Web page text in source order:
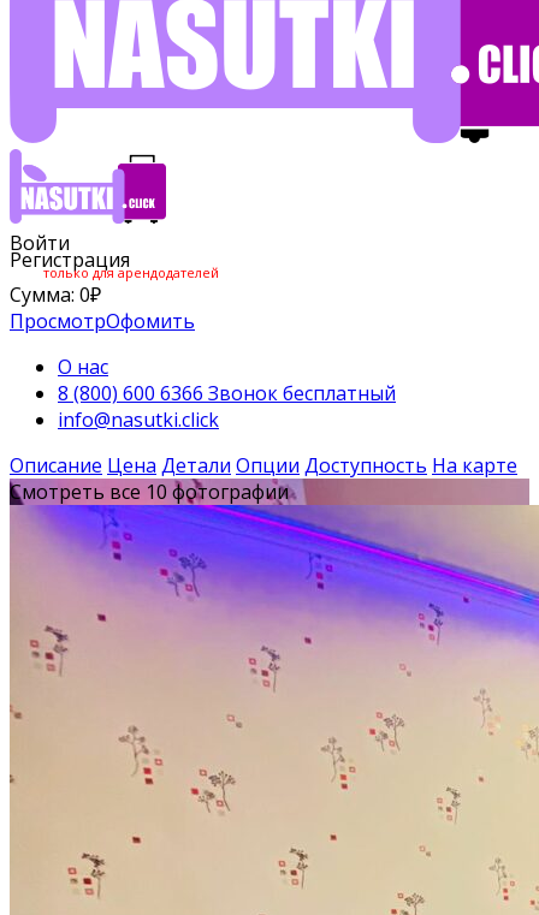
Войти
Регистрация
только для арендодателей
Сумма: 0₽
ПросмотрОфомить
О нас
8 (800) 600 6366 Звонок бесплатный
info@nasutki.click
Описание Цена Детали Опции Доступность На карте
Смотреть все 10 фотографии